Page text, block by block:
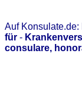
Auf Konsulate.de:
für -
consulare,